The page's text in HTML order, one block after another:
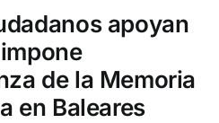
apoyan
de la Memoria
en Baleares